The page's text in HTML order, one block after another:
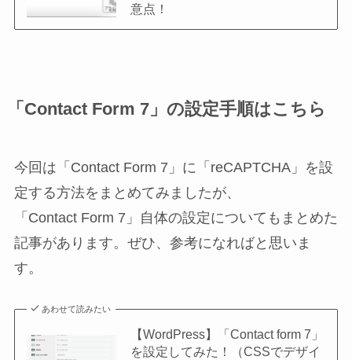
意点！
「Contact Form 7」の設定手順はこちら
今回は「Contact Form 7」に「reCAPTCHA」を設
定する方法をまとめてみましたが、
「Contact Form 7」自体の設定についてもまとめた
記事があります。ぜひ、参考になればと思いま
す。
あわせて読みたい
【WordPress】「Contact form 7」
を設定してみた！（CSSでデザイ